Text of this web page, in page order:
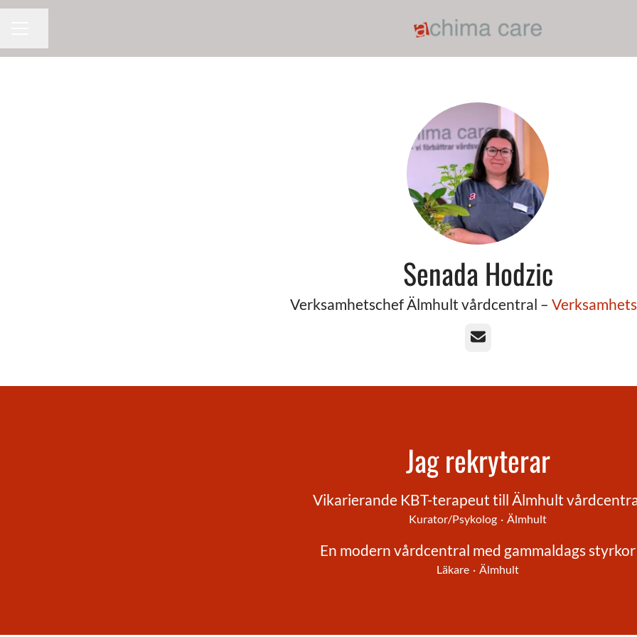
Senada Hodzic
Verksamhetschef Älmhult vårdcentral –
E-post
Jag rekryterar
Vikarierande KBT-terapeut till Älmhult
Kurator/Psykolog · Älmhult
En modern vårdcentral med gammaldags styrkor
Läkare · Älmhult